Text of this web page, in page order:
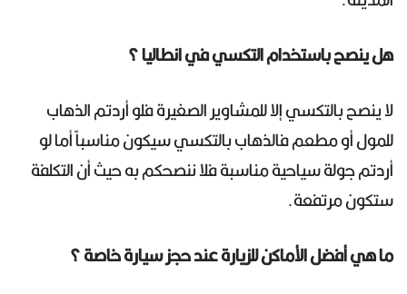
هل ينصح باستخدام التكسي في انطاليا ؟
لا ينصح بالتكسي إلا للمشاوير الصغيرة فلو أردتم الذهاب
للمول أو مطعم فالذهاب بالتكسي سيكون مناسباً أما لو
أردتم جولة سياحية مناسبة فلا ننصحكم به حيث أن التكلفة
ستكون مرتفعة.
ما هي أفضل الأماكن للزيارة عند حجز سيارة خاصة ؟